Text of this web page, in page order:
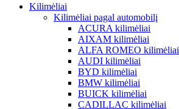
Kilimėliai
Kilimėliai pagal automobilį
ACURA kilimėliai
AIXAM kilimėliai
ALFA ROMEO kilimėliai
AUDI kilimėliai
BYD kilimėliai
BMW kilimėliai
BUICK kilimėliai
CADILLAC kilimėliai